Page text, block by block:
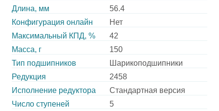
Длина, мм
56.4
Конфигурация онлайн
Нет
Максимальный КПД, %
42
Масса, г
150
Тип подшипников
Шарикоподшипники
Редукция
2458
Исполнение редуктора
Стандартная версия
Число ступеней
5